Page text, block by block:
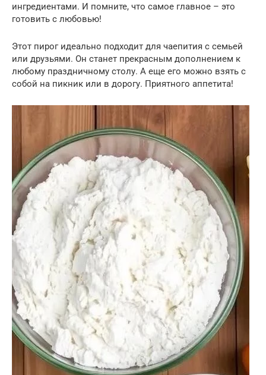
ингредиентами. И помните, что самое главное – это
готовить с любовью!
Этот пирог идеально подходит для чаепития с семьей
или друзьями. Он станет прекрасным дополнением к
любому праздничному столу. А еще его можно взять с
собой на пикник или в дорогу. Приятного аппетита!